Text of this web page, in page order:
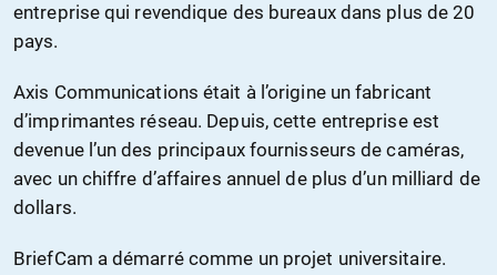
entreprise qui revendique des bureaux dans plus de 20
pays.
Axis Communications était à l’origine un fabricant
d’imprimantes réseau. Depuis, cette entreprise est
devenue l’un des principaux fournisseurs de caméras,
avec un chiffre d’affaires annuel de plus d’un milliard de
dollars.
BriefCam a démarré comme un projet universitaire.